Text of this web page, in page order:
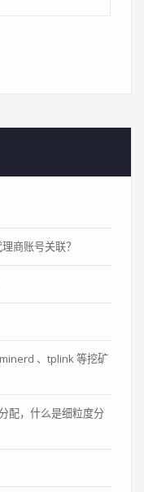
商账号关联？
、tplink 等挖矿
配，什么是细粒度分